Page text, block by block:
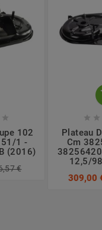

102
1 -
(2016)
€
 
Plateau
Cm
12,5/
309,00